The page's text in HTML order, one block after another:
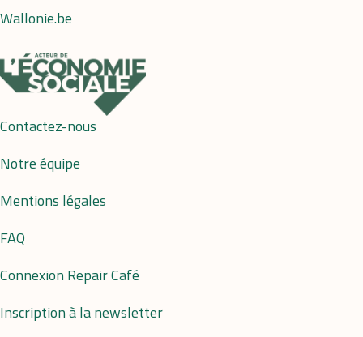
Wallonie.be
Contactez-nous
Notre équipe
Mentions légales
FAQ
Connexion Repair Café
Inscription à la newsletter